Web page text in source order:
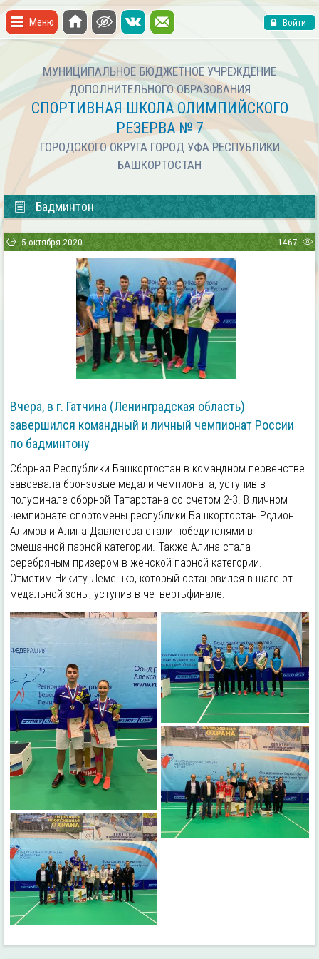
Меню Войти
МУНИЦИПАЛЬНОЕ БЮДЖЕТНОЕ УЧРЕЖДЕНИЕ
ДОПОЛНИТЕЛЬНОГО ОБРАЗОВАНИЯ
СПОРТИВНАЯ ШКОЛА ОЛИМПИЙСКОГО
РЕЗЕРВА № 7
ГОРОДСКОГО ОКРУГА ГОРОД УФА РЕСПУБЛИКИ
БАШКОРТОСТАН
Бадминтон
5 октября 2020 1467
Вчера, в г. Гатчина (Ленинградская область)
завершился командный и личный чемпионат России
по бадминтону
Сборная Республики Башкортостан в командном первенстве
завоевала бронзовые медали чемпионата, уступив в
полуфинале сборной Татарстана со счетом 2-3. В личном
чемпионате спортсмены республики Башкортостан Родион
Алимов и Алина Давлетова стали победителями в
смешанной парной категории. Также Алина стала
серебряным призером в женской парной категории.
Отметим Никиту Лемешко, который остановился в шаге от
медальной зоны, уступив в четвертьфинале.